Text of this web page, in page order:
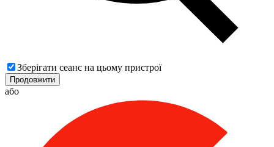
Зберігати сеанс на цьому пристрої
Продовжити
або